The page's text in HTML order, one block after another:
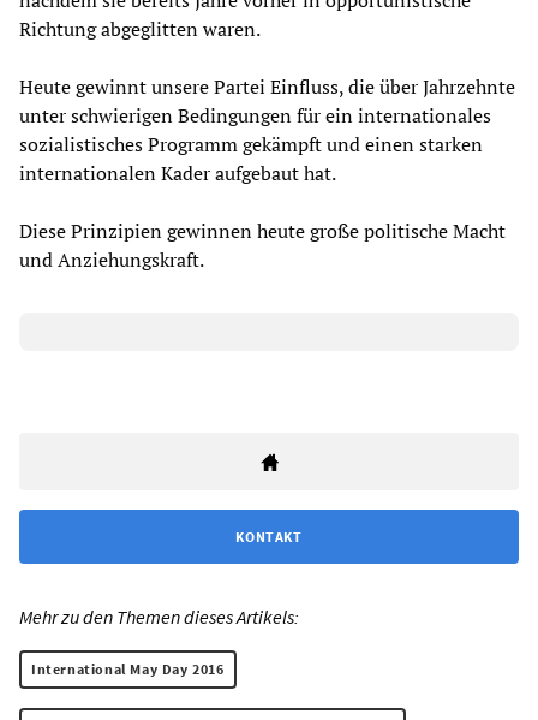
Richtung abgeglitten waren.
Heute gewinnt unsere Partei Einfluss, die über Jahrzehnte
unter schwierigen Bedingungen für ein internationales
sozialistisches Programm gekämpft und einen starken
internationalen Kader aufgebaut hat.
Diese Prinzipien gewinnen heute große politische Macht
und Anziehungskraft.
KONTAKT
Mehr zu den Themen dieses Artikels:
International May Day 2016